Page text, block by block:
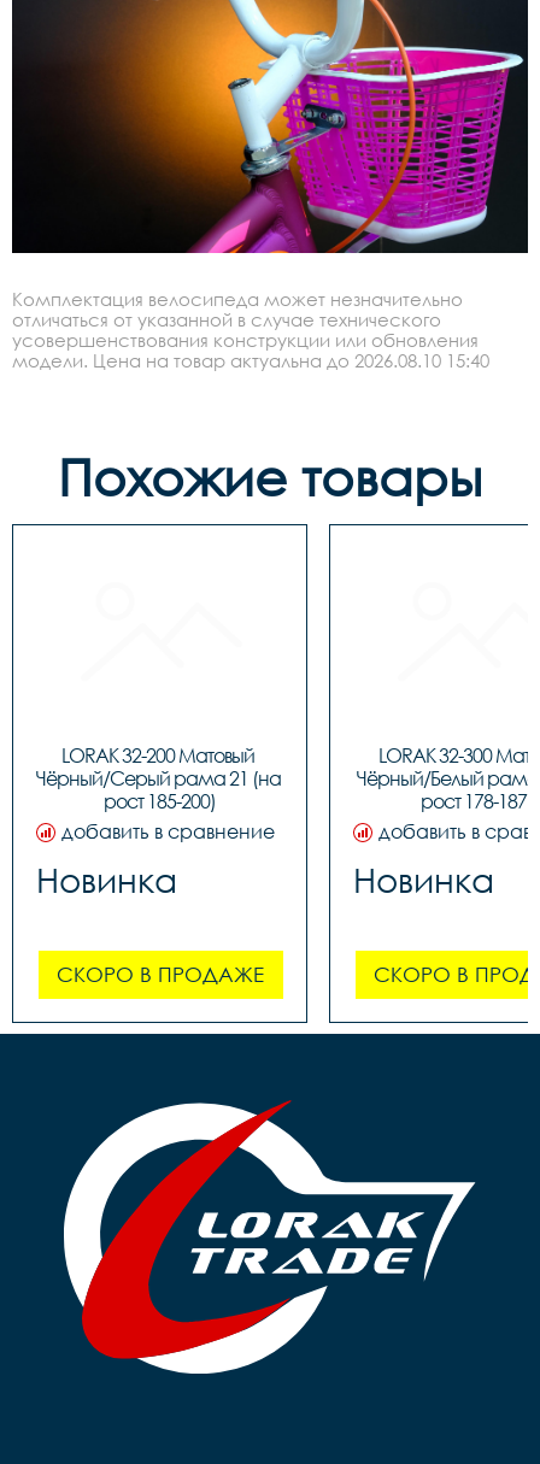
Комплектация велосипеда может незначительно
отличаться от указанной в случае технического
усовершенствования конструкции или обновления
модели. Цена на товар актуальна до 2026.08.10 15:40
Похожие товары
LORAK 32-200 Матовый
Чёрный/Серый рама 21 (на
рост 185-200)
добавить в сравнение
Новинка
СКОРО В ПРОДАЖЕ
LORAK 32-300
Чёрный/Белый рама
рост 178-187)
добавить в
Новинка
СКОРО В